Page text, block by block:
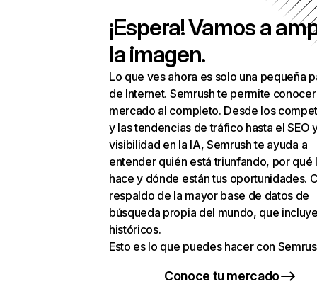
¡Espera! Vamos a
la imagen.
Lo que ves ahora es solo una pequeña
de Internet. Semrush te permite
mercado al completo. Desde los
y las tendencias de tráfico hasta el SEO
visibilidad en la IA, Semrush te ayuda a
entender quién está triunfando, por qué
hace y dónde están tus oportunidades.
respaldo de la mayor base de datos de
búsqueda propia del mundo, que
históricos.
Esto es lo que puedes hacer con
Conoce tu mercado